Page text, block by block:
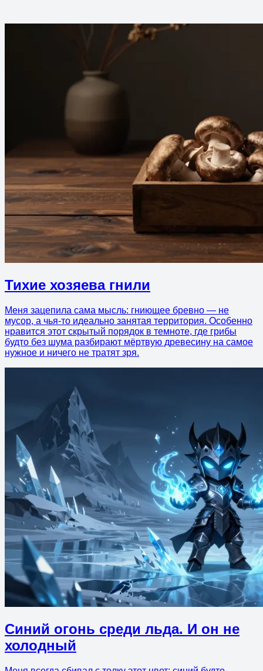
Тихие хозяева гнили
Меня зацепила сама мысль: гниющее бревно — не
мусор, а чья-то идеально занятая территория. Особенно
нравится этот скрытый порядок в темноте, где грибы
будто без шума разбирают мёртвую древесину на самое
нужное и ничего не тратят зря.
Синий огонь среди льда. И он не
холодный